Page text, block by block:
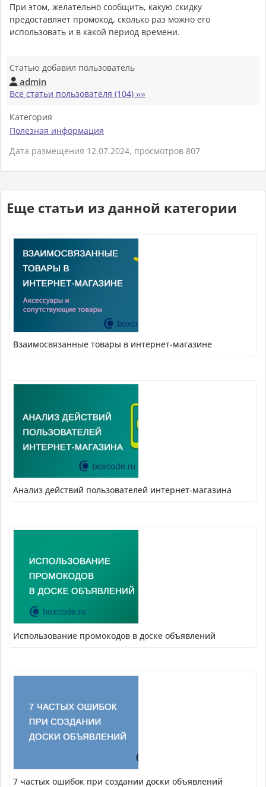
При этом, желательно сообщить, какую скидку
предоставляет промокод, сколько раз можно его
использовать и в какой период времени.
Статью добавил пользователь
 admin
Все статьи пользователя (104) »»
Категория
Полезная информация
Дата размещения 12.07.2024, просмотров 807
Еще статьи из данной категории
Взаимосвязанные товары в интернет-магазине
Анализ действий пользователей интернет-магазина
Использование промокодов в доске объявлений
7 частых ошибок при создании доски объявлений